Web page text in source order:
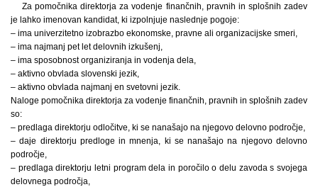
Za pomočnika direktorja za vodenje finančnih, pravnih in splošnih zadev
je lahko imenovan kandidat, ki izpolnjuje naslednje pogoje:
– ima univerzitetno izobrazbo ekonomske, pravne ali organizacijske smeri,
– ima najmanj pet let delovnih izkušenj,
– ima sposobnost organiziranja in vodenja dela,
– aktivno obvlada slovenski jezik,
– aktivno obvlada najmanj en svetovni jezik.
Naloge pomočnika direktorja za vodenje finančnih, pravnih in splošnih zadev
so:
– predlaga direktorju odločitve, ki se nanašajo na njegovo delovno področje,
– daje direktorju predloge in mnenja, ki se nanašajo na njegovo delovno
področje,
– predlaga direktorju letni program dela in poročilo o delu zavoda s svojega
delovnega področja,